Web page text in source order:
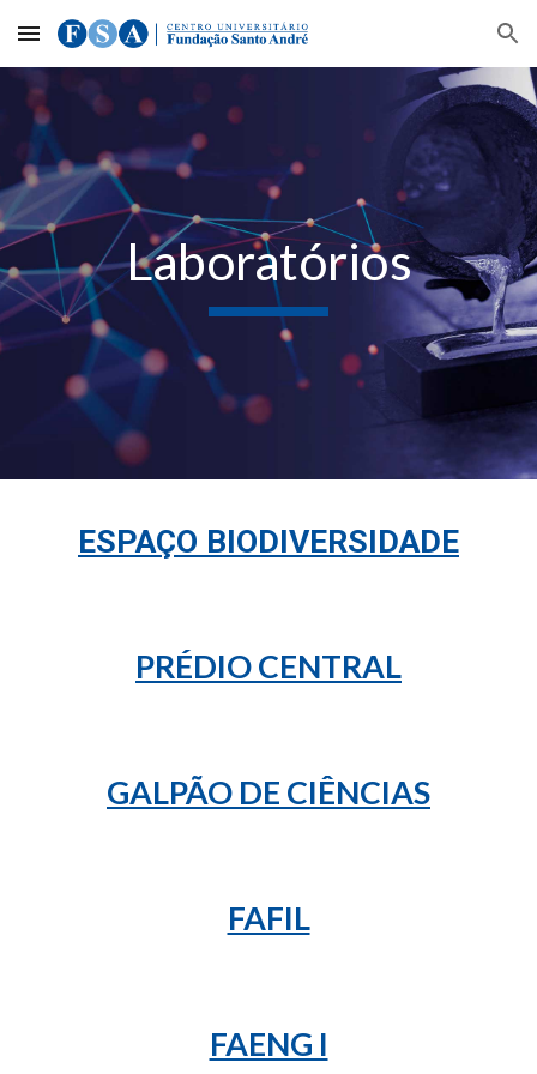
Skip to main content Skip to navigation
Laboratórios
ESPAÇO BIODIVERSIDADE
PRÉDIO CENTRAL
GALPÃO DE CIÊNCIAS
FAFIL
FAENG I